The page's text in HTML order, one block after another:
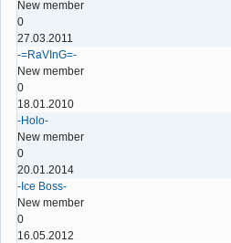
New member
0
27.03.2011
-=RaVInG=-
New member
0
18.01.2010
-Holo-
New member
0
20.01.2014
-Ice Boss-
New member
0
16.05.2012